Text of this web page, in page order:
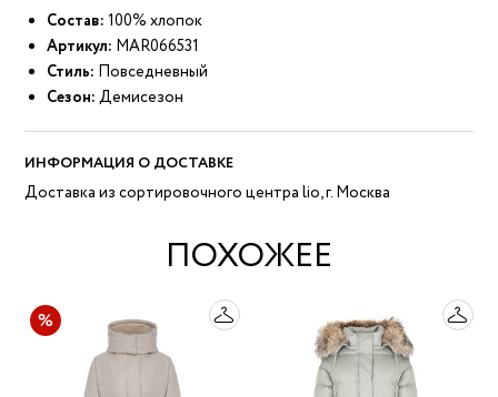
Состав: 100% хлопок
Артикул: MAR066531
Стиль: Повседневный
Сезон: Демисезон
ИНФОРМАЦИЯ О ДОСТАВКЕ
Доставка из сортировочного центра lio, г. Москва
ПОХОЖЕЕ